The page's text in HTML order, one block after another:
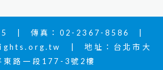
| 傳真：02-2367-8586 |
| 地址：台北市大
東路一段177-3號2樓